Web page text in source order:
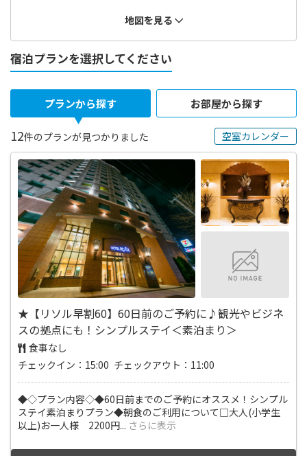
地図を見る
宿泊プランを選択してください
プランから探す お部屋から探す
12件のプランが見つかりました 空室カレンダー
★【リソル早割60】60日前のご予約に♪観光やビジネ
スの拠点にも！シンプルステイ＜素泊まり＞
食事なし
チェックイン：15:00 チェックアウト：11:00
◆◇プラン内容◇◆60日前までのご予約にオススメ！シンプル
ステイ素泊まりプラン◆朝食のご利用について□大人(小学生
以上)お一人様 2200円... さらに表示